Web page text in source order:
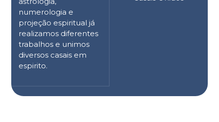
numerologia e
projeção espiritual já
realizamos diferentes
trabalhos e unimos
diversos casais em
espirito.